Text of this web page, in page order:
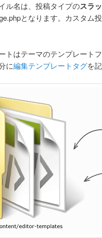
ル名は、投稿タイプのスラ
となります。カスタム
トはテーマのテンプレート
に編集テンプレートタグを